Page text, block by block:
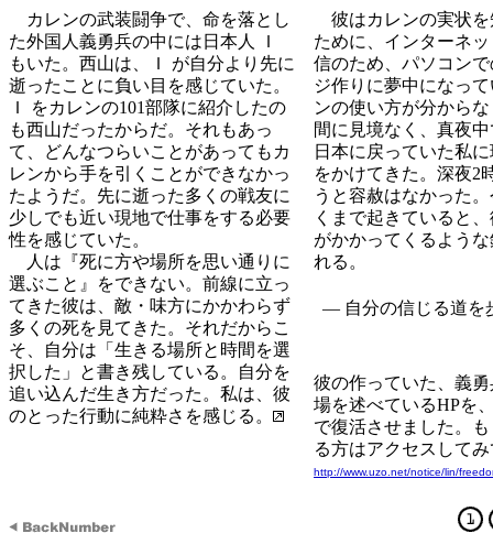
カレンの武装闘争で、命を落とし
た外国人義勇兵の中には日本人 Ｉ
もいた。西山は、Ｉ が自分より先に
逝ったことに負い目を感じていた。
Ｉ をカレンの101部隊に紹介したの
も西山だったからだ。それもあっ
て、どんなつらいことがあってもカ
レンから手を引くことができなかっ
たようだ。先に逝った多くの戦友に
少しでも近い現地で仕事をする必要
性を感じていた。
人は『死に方や場所を思い通りに
選ぶこと』をできない。前線に立っ
てきた彼は、敵・味方にかかわらず
多くの死を見てきた。それだからこ
そ、自分は「生きる場所と時間を選
択した」と書き残している。自分を
追い込んだ生き方だった。私は、彼
のとった行動に純粋さを感じる。
彼はカレンの実状を
ために、インターネ
信のため、パソコン
ジ作りに夢中になっ
ンの使い方が分から
間に見境なく、真夜
日本に戻っていた私
をかけてきた。深夜2
うと容赦はなかった
くまで起きていると
がかかってくるよう
れる。
— 自分の信じる道を
彼の作っていた、義
場を述べているHPを
で復活させました。
る方はアクセスして
http://www.uzo.net/notice/lin/